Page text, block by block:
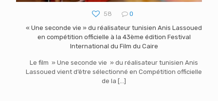
58
0
« Une seconde vie » du réalisateur tunisien Anis Lassoued
en compétition officielle à la 43ème édition Festival
International du Film du Caire
Le film » Une seconde vie » du réalisateur tunisien Anis
Lassoued vient d’être sélectionné en Compétition officielle
de la […]